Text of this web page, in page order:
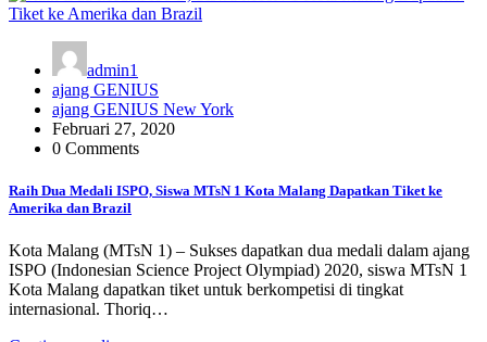
admin1
ajang GENIUS
ajang GENIUS New York
Februari 27, 2020
0 Comments
Raih Dua Medali ISPO, Siswa MTsN 1 Kota Malang Dapatkan Tiket ke
Amerika dan Brazil
Kota Malang (MTsN 1) – Sukses dapatkan dua medali dalam ajang
ISPO (Indonesian Science Project Olympiad) 2020, siswa MTsN 1
Kota Malang dapatkan tiket untuk berkompetisi di tingkat
internasional. Thoriq…